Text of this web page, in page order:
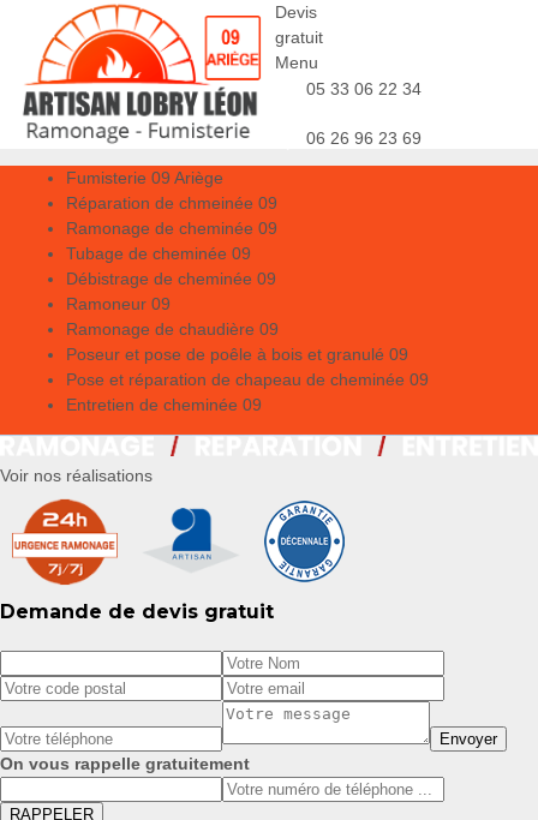
Devis
gratuit
Menu
05 33 06 22 34
06 26 96 23 69
Fumisterie 09 Ariège
Réparation de chmeinée 09
Ramonage de cheminée 09
Tubage de cheminée 09
Débistrage de cheminée 09
Ramoneur 09
Ramonage de chaudière 09
Poseur et pose de poêle à bois et granulé 09
Pose et réparation de chapeau de cheminée 09
Entretien de cheminée 09
Voir nos réalisations
Demande de devis gratuit
On vous rappelle gratuitement